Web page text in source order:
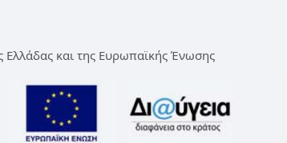
και της Ευρωπαϊκής Ένωσης